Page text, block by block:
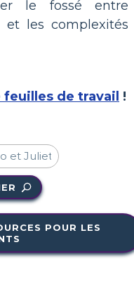
le fossé entre
et les complexités
feuilles de travail !
POUR LES